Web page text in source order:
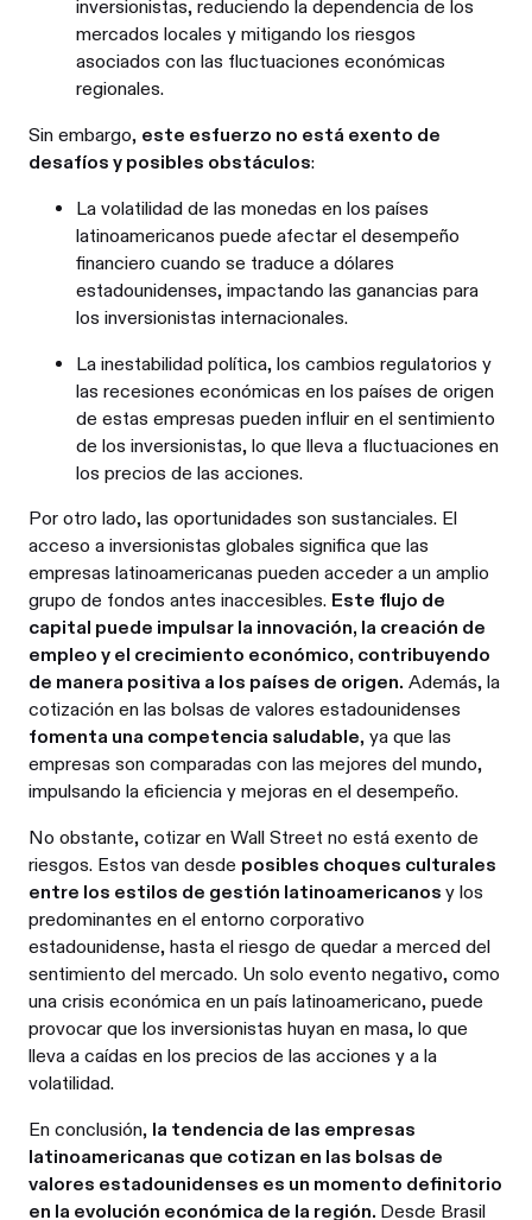
inversionistas, reduciendo la dependencia de los
mercados locales y mitigando los riesgos
asociados con las fluctuaciones económicas
regionales.
Sin embargo, este esfuerzo no está exento de
desafíos y posibles obstáculos:
La volatilidad de las monedas en los países
latinoamericanos puede afectar el desempeño
financiero cuando se traduce a dólares
estadounidenses, impactando las ganancias para
los inversionistas internacionales.
La inestabilidad política, los cambios regulatorios y
las recesiones económicas en los países de origen
de estas empresas pueden influir en el sentimiento
de los inversionistas, lo que lleva a fluctuaciones en
los precios de las acciones.
Por otro lado, las oportunidades son sustanciales. El
acceso a inversionistas globales significa que las
empresas latinoamericanas pueden acceder a un amplio
grupo de fondos antes inaccesibles. Este flujo de
capital puede impulsar la innovación, la creación de
empleo y el crecimiento económico, contribuyendo
de manera positiva a los países de origen. Además, la
cotización en las bolsas de valores estadounidenses
fomenta una competencia saludable, ya que las
empresas son comparadas con las mejores del mundo,
impulsando la eficiencia y mejoras en el desempeño.
No obstante, cotizar en Wall Street no está exento de
riesgos. Estos van desde posibles choques culturales
entre los estilos de gestión latinoamericanos y los
predominantes en el entorno corporativo
estadounidense, hasta el riesgo de quedar a merced del
sentimiento del mercado. Un solo evento negativo, como
una crisis económica en un país latinoamericano, puede
provocar que los inversionistas huyan en masa, lo que
lleva a caídas en los precios de las acciones y a la
volatilidad.
En conclusión, la tendencia de las empresas
latinoamericanas que cotizan en las bolsas de
valores estadounidenses es un momento definitorio
en la evolución económica de la región. Desde Brasil